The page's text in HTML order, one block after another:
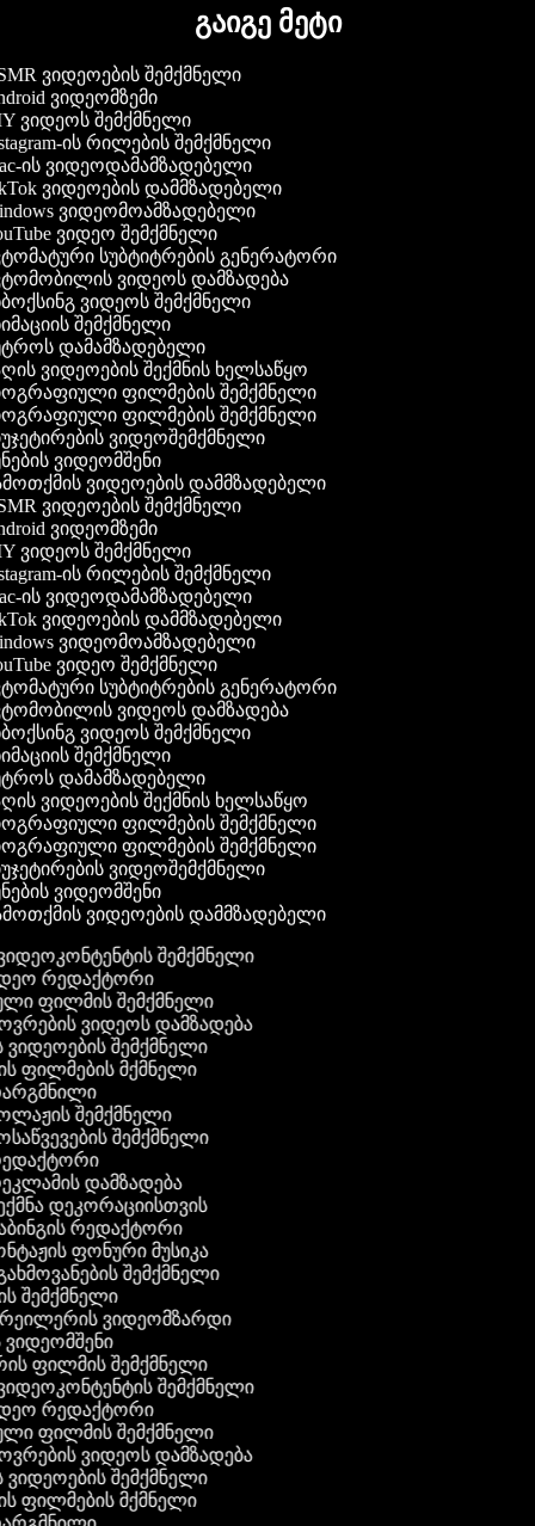
გაიგე მეტი
ვიდეოების შემქმნელი
ვიდეომზემი
ვიდეოს შემქმნელი
ის რილების შემქმნელი
ის ვიდეოდამამზადებელი
ვიდეოების დამმზადებელი
ვიდეომოამზადებელი
ვიდეო შემქმნელი
სუბტიტრების გენერატორი
ვიდეოს დამზადება
ვიდეოს შემქმნელი
შემქმნელი
დამამზადებელი
ვიდეოების შექმნის ხელსაწყო
ფილმების შემქმნელი
ფილმების შემქმნელი
ვიდეოშემქმნელი
ვიდეომშენი
ვიდეოების დამმზადებელი
ვიდეოების შემქმნელი
ვიდეომზემი
ვიდეოს შემქმნელი
ის რილების შემქმნელი
ის ვიდეოდამამზადებელი
ვიდეოების დამმზადებელი
ვიდეომოამზადებელი
ვიდეო შემქმნელი
სუბტიტრების გენერატორი
ვიდეოს დამზადება
ვიდეოს შემქმნელი
შემქმნელი
დამამზადებელი
ვიდეოების შექმნის ხელსაწყო
ფილმების შემქმნელი
ფილმების შემქმნელი
ვიდეოშემქმნელი
ვიდეომშენი
ვიდეოების დამმზადებელი
ვიდეოკონტენტის შემქმნელი
რედაქტორი
ფილმის შემქმნელი
ვიდეოს დამზადება
ვიდეოების შემქმნელი
ფილმების მქმნელი
შემქმნელი
შემქმნელი
დამზადება
დეკორაციისთვის
რედაქტორი
ფონური მუსიკა
შემქმნელი
შემქმნელი
ვიდეომზარდი
ვიდეომშენი
ფილმის შემქმნელი
ვიდეოკონტენტის შემქმნელი
რედაქტორი
ფილმის შემქმნელი
ვიდეოს დამზადება
ვიდეოების შემქმნელი
ფილმების მქმნელი